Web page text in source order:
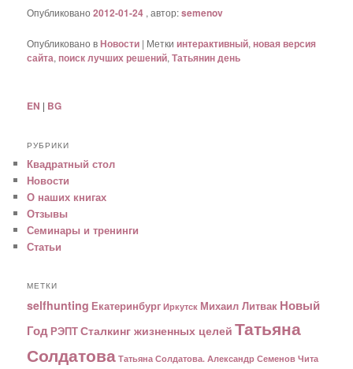
Опубликовано2012-01-24 , автор:semenov
Опубликовано вНовости | Метки интерактивный, новая версия
сайта, поиск лучших решений,Татьянин день
EN | BG
РУБРИКИ
Квадратный стол
Новости
О наших книгах
Отзывы
Семинары и тренинги
Статьи
МЕТКИ
selfhunting Екатеринбург Иркутск Михаил Литвак Новый
Год РЭПТСталкинг жизненных целей Татьяна
Солдатова Татьяна Солдатова. Александр Семенов Чита